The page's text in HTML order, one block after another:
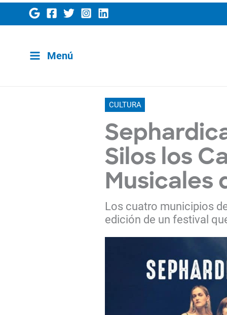
Ir
contenido
Menú
CULTURA
Silos los
Musicales
Los cuatro municipios
edición de un festival